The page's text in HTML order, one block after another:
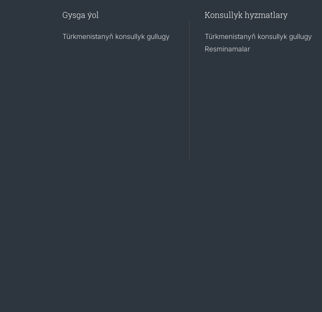
Gysga ýol
Türkmenistanyň konsullyk gullugy
Konsullyk hyzmatlary
Türkmenistanyň konsullyk gullugy
Resminamalar